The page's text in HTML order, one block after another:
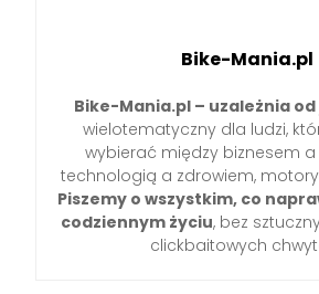
Bike-Mania.pl
Bike-Mania.pl – uzależnia
wielotematyczny dla ludzi,
wybierać między biznesem a
technologią a zdrowiem,
Piszemy o wszystkim, co
codziennym życiu, bez
clickbaitowych